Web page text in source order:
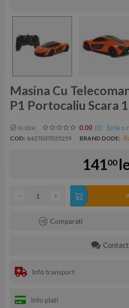
Masina Cu
P1 Portocaliu Scara
in stoc 0.00 (0) Scrie o
COD: 6427037025259 BRAND DODE:
14100
+
−
Comparati
Contact
Info transport
Info plati